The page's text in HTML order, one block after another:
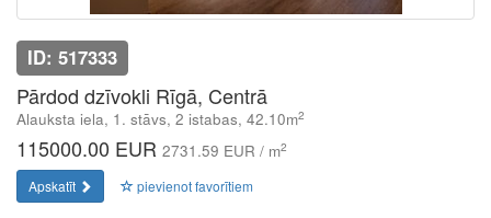
ID: 517333
Pārdod dzīvokli Rīgā, Centrā
Alauksta iela, 1. stāvs, 2 istabas, 42.10m2
115000.00 EUR 2731.59 EUR / m2
Apskatīt pievienot favorītiem